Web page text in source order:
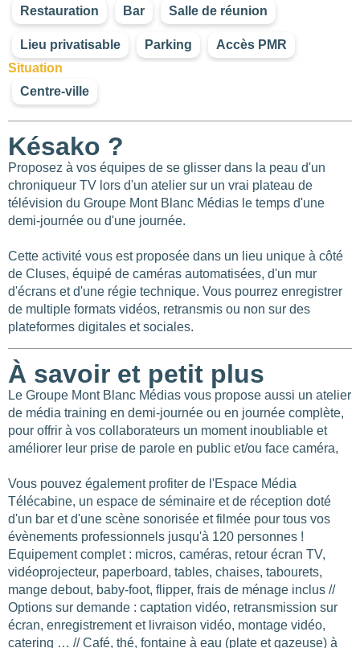
Restauration
Bar Salle de réunion
Lieu privatisable Parking
Accès PMR
Situation
Centre-ville
Késako ?
Proposez à vos équipes de se glisser dans la peau d'un
chroniqueur TV lors d'un atelier sur un vrai plateau de
télévision du Groupe Mont Blanc Médias le temps d'une
demi-journée ou d'une journée.
Cette activité vous est proposée dans un lieu unique à côté
de Cluses, équipé de caméras automatisées, d'un mur
d'écrans et d'une régie technique. Vous pourrez enregistrer
de multiple formats vidéos, retransmis ou non sur des
plateformes digitales et sociales.
À savoir et petit plus
Le Groupe Mont Blanc Médias vous propose aussi un atelier
de média training en demi-journée ou en journée complète,
pour offrir à vos collaborateurs un moment inoubliable et
améliorer leur prise de parole en public et/ou face caméra,
Vous pouvez également profiter de l'Espace Média
Télécabine, un espace de séminaire et de réception doté
d'un bar et d'une scène sonorisée et filmée pour tous vos
évènements professionnels jusqu'à 120 personnes !
Equipement complet : micros, caméras, retour écran TV,
vidéoprojecteur, paperboard, tables, chaises, tabourets,
mange debout, baby-foot, flipper, frais de ménage inclus //
Options sur demande : captation vidéo, retransmission sur
écran, enregistrement et livraison vidéo, montage vidéo,
catering … // Café, thé, fontaine à eau (plate et gazeuse) à
154
110
67